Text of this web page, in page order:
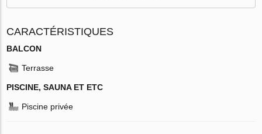
CARACTÉRISTIQUES
BALCON
Terrasse
PISCINE, SAUNA ET ETC
Piscine privée